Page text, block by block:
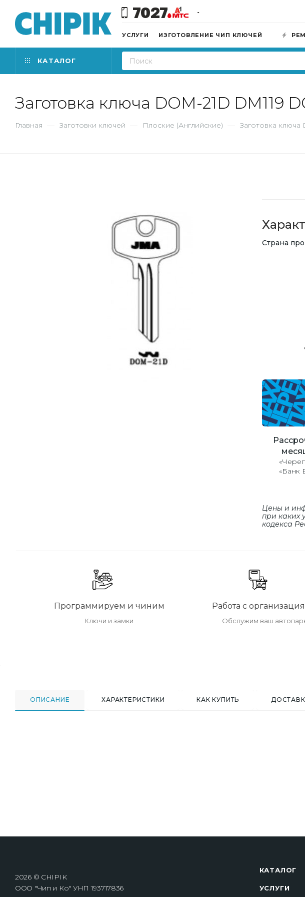
7027
УСЛУГИ ИЗГОТОВЛЕНИЕ ЧИП КЛЮЧЕЙ
КАТАЛОГ
Заготовка ключа DOM-21D DM119
Главная — Заготовки ключей — Плоские (Английские) — Заготовка ключа
Страна
«Банк
Цены и
при каких
кодекса
Программируем и чиним
Ключи и замки
Работа с
Обслужим ваш
ОПИСАНИЕ ХАРАКТЕРИСТИКИ КАК КУПИТЬ
2026 © CHIPIK
ООО "Чип и Ко" УНП 193717836
КАТАЛОГ
УСЛУГИ